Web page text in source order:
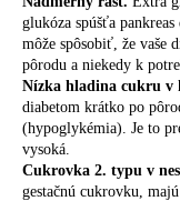
glukóza spúšťa
môže spôsobiť, že vaše
pôrodu a niekedy k
Nízka hladina cukru v
diabetom krátko po
(hypoglykémia). Je to
vysoká.
Cukrovka 2. typu v
gestačnú cukrovku,